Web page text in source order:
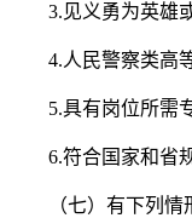
3.见义勇为英雄或
4.人民警察类高等
5.具有岗位所需专
6.符合国家和省规
（七）有下列情形